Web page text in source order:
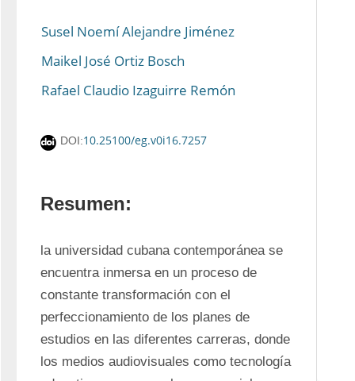
Susel Noemí Alejandre Jiménez
Maikel José Ortiz Bosch
Rafael Claudio Izaguirre Remón
DOI:10.25100/eg.v0i16.7257
Resumen:
la universidad cubana contemporánea se
encuentra inmersa en un proceso de
constante transformación con el
perfeccionamiento de los planes de
estudios en las diferentes carreras, donde
los medios audiovisuales como tecnología